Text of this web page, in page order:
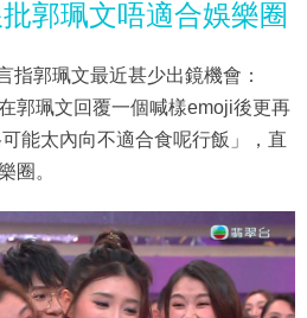
郭珮文唔適合娛樂圈
指郭珮文最近甚少出鏡機會：
郭珮文回覆一個喊樣emoji後更再
能太內向不適合食呢行飯」，直
圈。